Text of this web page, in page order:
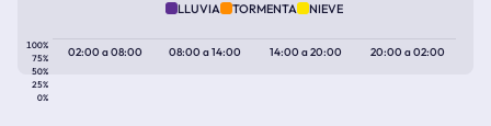
LLUVIA TORMENTA NIEVE
100%
75%
50%
25%
0%
02:00a08:00 08:00a14:00 14:00a20:00 20:00a02:00